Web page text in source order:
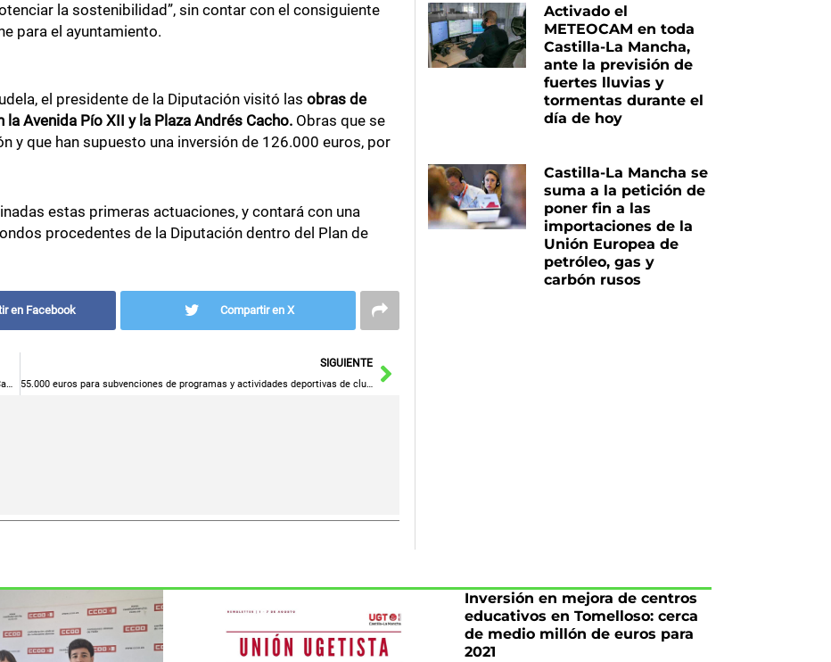
la sostenibilidad”, sin contar con el consiguiente
para el ayuntamiento.
el presidente de la Diputación visitó las obras de
Avenida Pío XII y la Plaza Andrés Cacho.Obras que se
y que han supuesto una inversión de 126.000 euros, por
estas primeras actuaciones, y contará con una
procedentes de la Diputación dentro del Plan de
en Facebook Compartir en X
Instalarán Oficina de Turismo Inteligente que atenderá la comarca de los Campos de Hellín
SIGUIENTE
55.000 euros para subvenciones de programas y actividades deportivas de clubes y federaciones 2021
Siguiente
Activado el
METEOCAM en toda
Castilla-La Mancha,
ante la previsión de
fuertes lluvias y
tormentas durante el
día de hoy
Castilla-La Mancha se
suma a la petición de
poner fin a las
importaciones de la
Unión Europea de
petróleo, gas y
carbón rusos
Inversión en mejora de centros
educativos en Tomelloso: cerca
de medio millón de euros para
2021